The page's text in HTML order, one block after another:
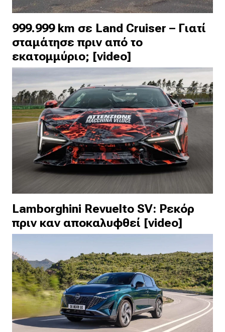
999.999 km σε Land Cruiser – Γιατί
σταμάτησε πριν από το
εκατομμύριο; [video]
Lamborghini Revuelto SV: Ρεκόρ
πριν καν αποκαλυφθεί [video]